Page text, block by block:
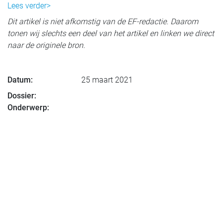
Lees verder>
Dit artikel is niet afkomstig van de EF-redactie. Daarom
tonen wij slechts een deel van het artikel en linken we direct
naar de originele bron.
Datum:
25 maart 2021
Dossier:
Onderwerp: